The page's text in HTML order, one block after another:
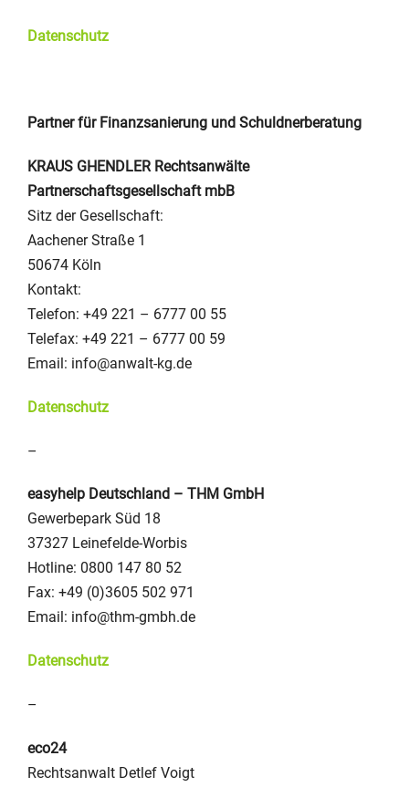
Datenschutz
Partner für Finanzsanierung und Schuldnerberatung
KRAUS GHENDLER Rechtsanwälte
Partnerschaftsgesellschaft mbB
Sitz der Gesellschaft:
Aachener Straße 1
50674 Köln
Kontakt:
Telefon: +49 221 – 6777 00 55
Telefax: +49 221 – 6777 00 59
Email: info@anwalt-kg.de
Datenschutz
–
easyhelp Deutschland – THM GmbH
Gewerbepark Süd 18
37327 Leinefelde-Worbis
Hotline: 0800 147 80 52
Fax: +49 (0)3605 502 971
Email: info@thm-gmbh.de
Datenschutz
–
eco24
Rechtsanwalt Detlef Voigt